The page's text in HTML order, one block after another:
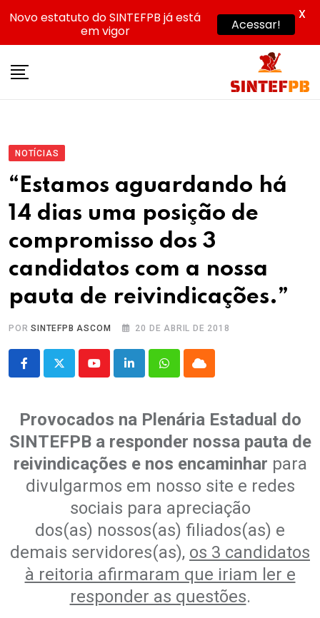
NOTÍCIAS
“Estamos aguardando há
14 dias uma posição de
compromisso dos 3
candidatos com a nossa
pauta de reivindicações.”
PORSINTEFPB ASCOM 20 DE ABRIL DE 2018
YoutubeLinkedInWhatsappCloud
Provocados na Plenária Estadual do
SINTEFPB a responder nossa pauta de
reivindicações e nos encaminhar para
divulgarmos em nosso site e redes
sociais para apreciação
dos(as) nossos(as) filiados(as) e
demais servidores(as), os 3 candidatos
à reitoria afirmaram que iriam ler e
responder as questões.
Novo estatuto do SINTEFPB já está
em vigor
Acessar!
X